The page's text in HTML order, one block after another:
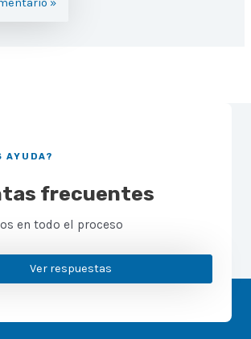
AYUDA?
frecuentes
en todo el proceso
Ver respuestas